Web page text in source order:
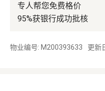
专人帮您免费格价
95%获银行成功批核
物业编号: M200393633 更新